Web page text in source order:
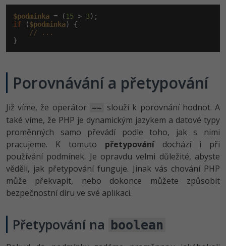
Linux
Elektronický podpis
Fórum
$podminka = ( 15 > 3
if ($podminka) {
// ...
}
Porovnávání a přetypování
Již víme, že operátor ==
slouží k porovnání hodnot. A
také víme, že PHP je dynamickým jazykem a datové typy
proměnných samo převádí podle toho, jak s nimi
pracujeme. K tomuto přetypování dochází i při
používání podmínek. Je opravdu velmi důležité, abyste
věděli, jak přetypování funguje. Jinak vás chování PHP
může překvapit, nebo dokonce můžete způsobit
bezpečnostní díru ve své aplikaci.
Přetypování na boolean